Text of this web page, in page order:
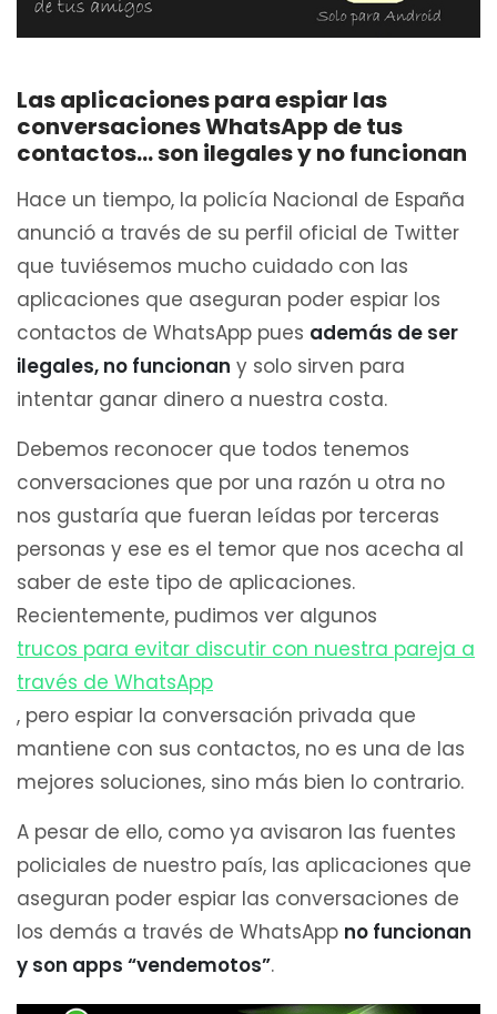
Las aplicaciones para espiar las
conversaciones WhatsApp de tus
contactos… son ilegales y no funcionan
Hace un tiempo, la policía Nacional de España
anunció a través de su perfil oficial de Twitter
que tuviésemos mucho cuidado con las
aplicaciones que aseguran poder espiar los
contactos de WhatsApp pues además de ser
ilegales, no funcionan y solo sirven para
intentar ganar dinero a nuestra costa.
Debemos reconocer que todos tenemos
conversaciones que por una razón u otra no
nos gustaría que fueran leídas por terceras
personas y ese es el temor que nos acecha al
saber de este tipo de aplicaciones.
Recientemente, pudimos ver algunos
trucos para evitar discutir con nuestra pareja a
través de WhatsApp
, pero espiar la conversación privada que
mantiene con sus contactos, no es una de las
mejores soluciones, sino más bien lo contrario.
A pesar de ello, como ya avisaron las fuentes
policiales de nuestro país, las aplicaciones que
aseguran poder espiar las conversaciones de
los demás a través de WhatsApp no funcionan
y son apps “vendemotos”.